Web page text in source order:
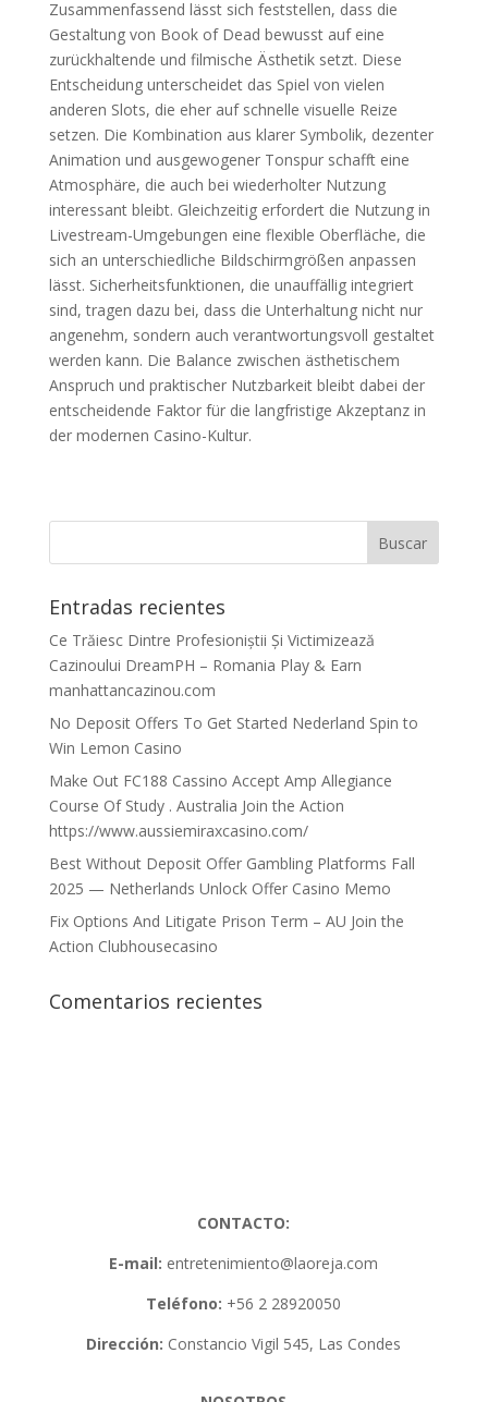
Zusammenfassend lässt sich feststellen, dass die
Gestaltung von Book of Dead bewusst auf eine
zurückhaltende und filmische Ästhetik setzt. Diese
Entscheidung unterscheidet das Spiel von vielen
anderen Slots, die eher auf schnelle visuelle Reize
setzen. Die Kombination aus klarer Symbolik, dezenter
Animation und ausgewogener Tonspur schafft eine
Atmosphäre, die auch bei wiederholter Nutzung
interessant bleibt. Gleichzeitig erfordert die Nutzung in
Livestream-Umgebungen eine flexible Oberfläche, die
sich an unterschiedliche Bildschirmgrößen anpassen
lässt. Sicherheitsfunktionen, die unauffällig integriert
sind, tragen dazu bei, dass die Unterhaltung nicht nur
angenehm, sondern auch verantwortungsvoll gestaltet
werden kann. Die Balance zwischen ästhetischem
Anspruch und praktischer Nutzbarkeit bleibt dabei der
entscheidende Faktor für die langfristige Akzeptanz in
der modernen Casino-Kultur.
Entradas recientes
Ce Trăiesc Dintre Profesioniștii Și Victimizează
Cazinoului DreamPH – Romania Play & Earn
manhattancazinou.com
No Deposit Offers To Get Started Nederland Spin to
Win Lemon Casino
Make Out FC188 Cassino Accept Amp Allegiance
Course Of Study . Australia Join the Action
https://www.aussiemiraxcasino.com/
Best Without Deposit Offer Gambling Platforms Fall
2025 — Netherlands Unlock Offer Casino Memo
Fix Options And Litigate Prison Term – AU Join the
Action Clubhousecasino
Comentarios recientes
CONTACTO:
E-mail: entretenimiento@laoreja.com
Teléfono: +56 2 28920050
Dirección: Constancio Vigil 545, Las Condes